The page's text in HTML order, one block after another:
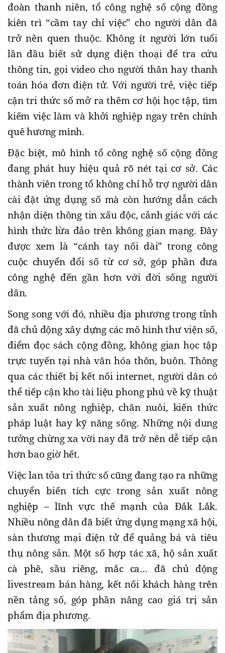
đoàn thanh niên, tổ công nghệ số cộng đồng
kiên trì “cầm tay chỉ việc” cho người dân đã
trở nên quen thuộc. Không ít người lớn tuổi
lần đầu biết sử dụng điện thoại để tra cứu
thông tin, gọi video cho người thân hay thanh
toán hóa đơn điện tử. Với người trẻ, việc tiếp
cận tri thức số mở ra thêm cơ hội học tập, tìm
kiếm việc làm và khởi nghiệp ngay trên chính
quê hương mình.
Đặc biệt, mô hình tổ công nghệ số cộng đồng
đang phát huy hiệu quả rõ nét tại cơ sở. Các
thành viên trong tổ không chỉ hỗ trợ người dân
cài đặt ứng dụng số mà còn hướng dẫn cách
nhận diện thông tin xấu độc, cảnh giác với các
hình thức lừa đảo trên không gian mạng. Đây
được xem là “cánh tay nối dài” trong công
cuộc chuyển đổi số từ cơ sở, góp phần đưa
công nghệ đến gần hơn với đời sống người
dân.
Song song với đó, nhiều địa phương trong tỉnh
đã chủ động xây dựng các mô hình thư viện số,
điểm đọc sách cộng đồng, không gian học tập
trực tuyến tại nhà văn hóa thôn, buôn. Thông
qua các thiết bị kết nối internet, người dân có
thể tiếp cận kho tài liệu phong phú về kỹ thuật
sản xuất nông nghiệp, chăn nuôi, kiến thức
pháp luật hay kỹ năng sống. Những nội dung
tưởng chừng xa vời nay đã trở nên dễ tiếp cận
hơn bao giờ hết.
Việc lan tỏa tri thức số cũng đang tạo ra những
chuyển biến tích cực trong sản xuất nông
nghiệp – lĩnh vực thế mạnh của Đắk Lắk.
Nhiều nông dân đã biết ứng dụng mạng xã hội,
sàn thương mại điện tử để quảng bá và tiêu
thụ nông sản. Một số hợp tác xã, hộ sản xuất
cà phê, sầu riêng, mắc ca… đã chủ động
livestream bán hàng, kết nối khách hàng trên
nền tảng số, góp phần nâng cao giá trị sản
phẩm địa phương.